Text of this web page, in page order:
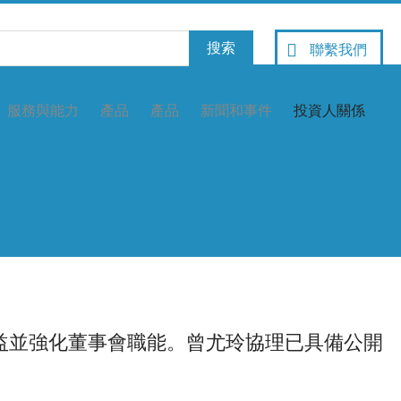
聯繫我們
服務與能力 產品 產品 新聞和事件 投資人關係
強化董事會職能。曾尤玲協理已具備公開